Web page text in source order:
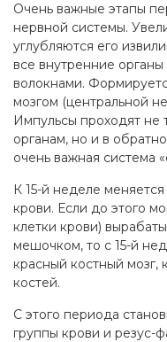
Очень важные этапы
нервной системы.
углубляются его
все внутренние
волокнами.
мозгом (центральной
Импульсы проходят не
органам, но и в
очень важная система
К 15-й неделе
крови. Если до этого
клетки крови)
мешочком, то с 15-й
красный костный мозг,
костей.
С этого периода
группы крови и резус-